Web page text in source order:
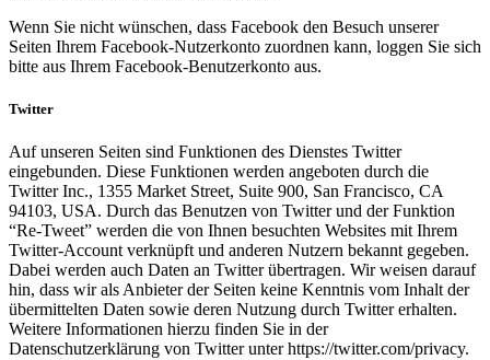
Wenn Sie nicht wünschen, dass Facebook den Besuch unserer
Seiten Ihrem Facebook-Nutzerkonto zuordnen kann, loggen Sie sich
bitte aus Ihrem Facebook-Benutzerkonto aus.
Twitter
Auf unseren Seiten sind Funktionen des Dienstes Twitter
eingebunden. Diese Funktionen werden angeboten durch die
Twitter Inc., 1355 Market Street, Suite 900, San Francisco, CA
94103, USA. Durch das Benutzen von Twitter und der Funktion
“Re-Tweet” werden die von Ihnen besuchten Websites mit Ihrem
Twitter-Account verknüpft und anderen Nutzern bekannt gegeben.
Dabei werden auch Daten an Twitter übertragen. Wir weisen darauf
hin, dass wir als Anbieter der Seiten keine Kenntnis vom Inhalt der
übermittelten Daten sowie deren Nutzung durch Twitter erhalten.
Weitere Informationen hierzu finden Sie in der
Datenschutzerklärung von Twitter unter https://twitter.com/privacy.